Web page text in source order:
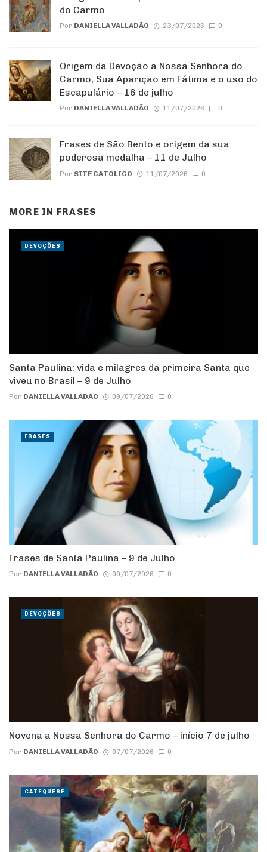
do Carmo
Por DANIELLA VALLADÃO 23/07/2026 0
Origem da Devoção a Nossa Senhora do
Carmo, Sua Aparição em Fátima e o uso do
Escapulário – 16 de julho
Por DANIELLA VALLADÃO 11/07/2026 0
Frases de São Bento e origem da sua
poderosa medalha – 11 de Julho
Por SITE CATOLICO 11/07/2026 0
MORE IN FRASES
Santa Paulina: vida e milagres da primeira Santa que
viveu no Brasil – 9 de Julho
Por DANIELLA VALLADÃO 09/07/2026 0
DEVOÇÕES
Frases de Santa Paulina – 9 de Julho
Por DANIELLA VALLADÃO 09/07/2026 0
FRASES
Novena a Nossa Senhora do Carmo – início 7 de julho
Por DANIELLA VALLADÃO 07/07/2026 0
DEVOÇÕES
CATEQUESE